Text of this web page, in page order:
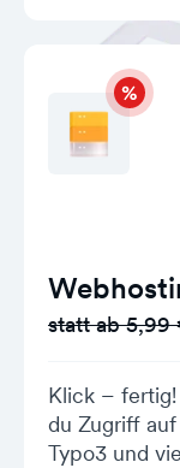
statt ab 5,99
Klick –
du Zugriff
Typo3 und